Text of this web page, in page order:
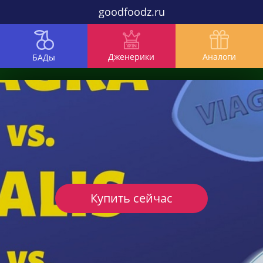
goodfoodz.ru
БАДы Дженерики Аналоги
Купить сейчас